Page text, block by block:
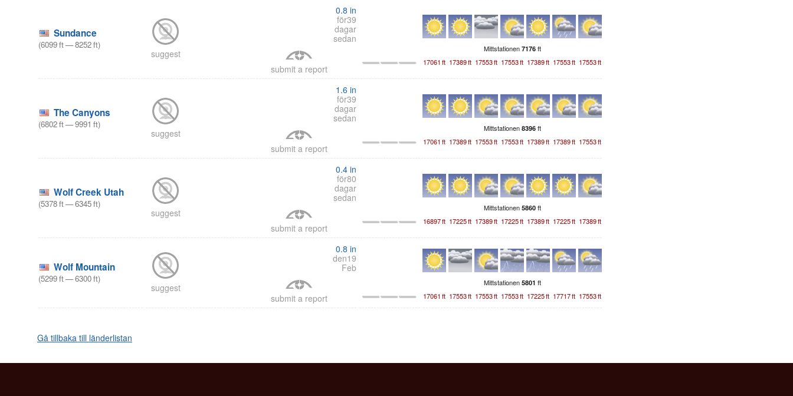
Sundance
(6099ft—8252ft)
suggest
0.8 in
för39
dagar
sedan
submit a report
Mittstationen 7176 ft
17061 ft 17389ft 17553ft 17553ft 17389ft 17553ft 17553ft
The Canyons
(6802ft—9991 ft)
suggest
1.6 in
för39
dagar
sedan
submit a report
Mittstationen 8396 ft
17061 ft 17389ft 17553ft 17553ft 17389ft 17389ft 17553ft
Wolf Creek Utah
(5378ft—6345ft)
suggest
0.4 in
för80
dagar
sedan
submit a report
Mittstationen 5860 ft
16897ft 17225ft 17389ft 17225ft 17389ft 17225ft 17389ft
Wolf Mountain
(5299ft—6300ft)
suggest
0.8 in
den19
Feb
submit a report
Mittstationen 5801 ft
17061 ft 17553ft 17553ft 17553ft 17225ft 17717ft 17553ft
Gå tillbaka till länderlistan